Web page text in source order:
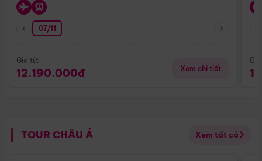
07/11
Giá từ:
12.190.000đ Xem chi tiết
TOUR CHÂU Á Xem tất cả
Điểm nổi bật